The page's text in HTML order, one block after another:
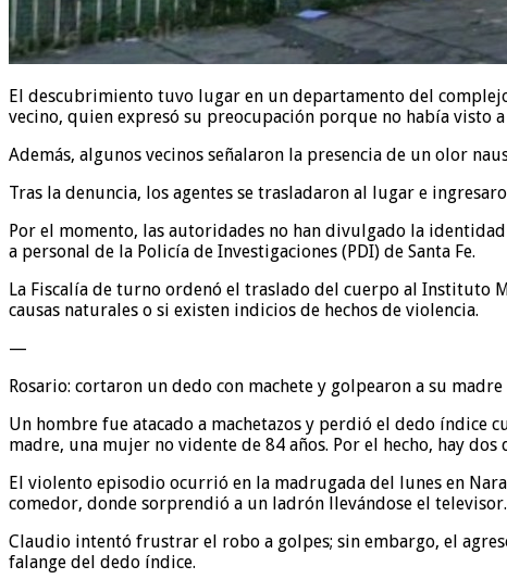
El descubrimiento tuvo lugar en un departamento del
vecino, quien expresó su preocupación porque no había visto
Además, algunos vecinos señalaron la presencia de un olor
Tras la denuncia, los agentes se trasladaron al lugar e
Por el momento, las autoridades no han divulgado la
a personal de la Policía de Investigaciones (PDI) de Santa Fe.
La Fiscalía de turno ordenó el traslado del cuerpo al Instituto
causas naturales o si existen indicios de hechos de violencia.
—
Rosario: cortaron un dedo con machete y golpearon a su madre
Un hombre fue atacado a machetazos y perdió el dedo índice
madre, una mujer no vidente de 84 años. Por el hecho, hay dos
El violento episodio ocurrió en la madrugada del lunes en
comedor, donde sorprendió a un ladrón llevándose el televisor.
Claudio intentó frustrar el robo a golpes; sin embargo, el
falange del dedo índice.